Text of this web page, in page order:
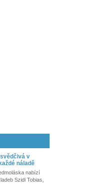
v
náladě
nabízí
Szidi Tobias,